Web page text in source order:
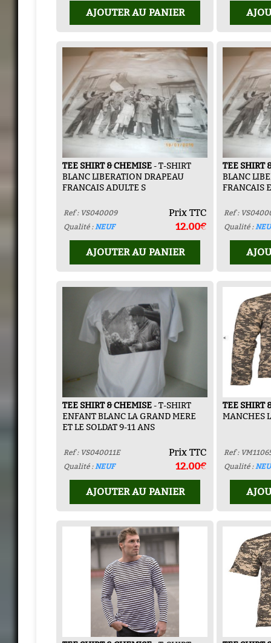
AJOUTER AU PANIER
TEE SHIRT & CHEMISE- T-SHIRT
BLANC LIBERATION DRAPEAU
FRANCAIS ADULTE S
Ref : VS040009 Prix TTC
Qualité :NEUF 12.00€
AJOUTER AU PANIER
TEE SHIRT
BLANC
FRANCAIS
Ref :
Qualité :
TEE SHIRT & CHEMISE- T-SHIRT
ENFANT BLANC LA GRAND MERE
ET LE SOLDAT 9-11 ANS
Ref : VS040011E Prix TTC
Qualité :NEUF 12.00€
AJOUTER AU PANIER
TEE SHIRT
MANCHES
Ref :
Qualité :